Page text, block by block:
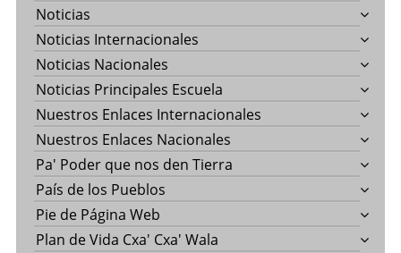
Noticias
Noticias Internacionales
Noticias Nacionales
Noticias Principales Escuela
Nuestros Enlaces Internacionales
Nuestros Enlaces Nacionales
Pa' Poder que nos den Tierra
País de los Pueblos
Pie de Página Web
Plan de Vida Cxa' Cxa' Wala